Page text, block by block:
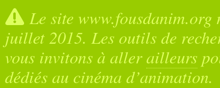
Le site
juillet 2015. Les outils de
vous invitons à allerailleurs
dédiés au cinéma d’animation.